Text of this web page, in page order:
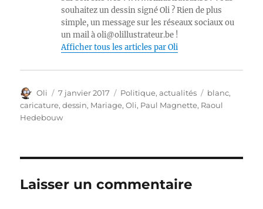
souhaitez un dessin signé Oli ? Rien de plus
simple, un message sur les réseaux sociaux ou
un mail à oli@olillustrateur.be !
Afficher tous les articles par Oli
Auteur
Oli
Publié
le
7 janvier 2017 Catégories
Politique, actualités Étiquettes
blanc,
caricature,dessin, Mariage,Oli, Paul Magnette, Raoul
Hedebouw
Laisser un commentaire